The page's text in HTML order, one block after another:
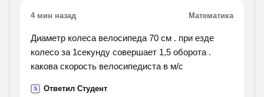
4 мин назад Математика
Диаметр колеса велосипеда 70 см . при езде
колесо за 1секунду совершает 1,5 оборота .
какова скорость велосипедиста в м/с
S Ответил Студент